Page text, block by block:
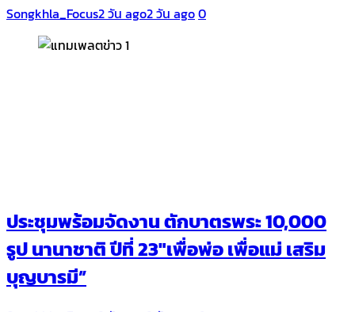
Songkhla_Focus2 วัน ago2 วัน ago0
ประชุมพร้อมจัดงาน ตักบาตรพระ 10,000
รูป นานาชาติ ปีที่ 23″เพื่อพ่อ เพื่อแม่ เสริม
บุญบารมี”